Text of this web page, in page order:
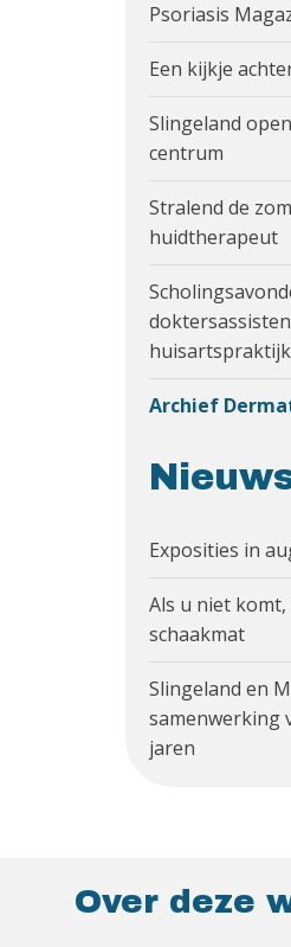
Psoriasis
Een kijkje
Slingeland
centrum
Stralend de
huidtherapeut
Archief
Exposities in
Als u niet
schaakmat
Slingeland en
samenwerking
jaren
Over deze